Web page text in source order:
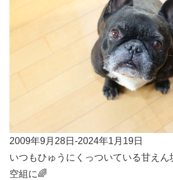
2009年9月28日-2024年1月19日
いつもひゅうにくっついている甘えん
空組に🌈